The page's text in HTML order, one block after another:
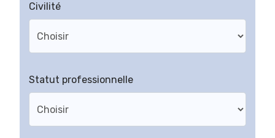
Civilité
Statut professionnelle